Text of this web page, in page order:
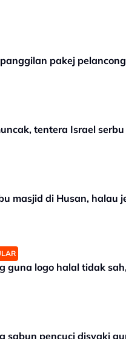
pakej
tentera Israel
masjid di Husan, halau
guna logo halal tidak
sabun pencuci disyaki